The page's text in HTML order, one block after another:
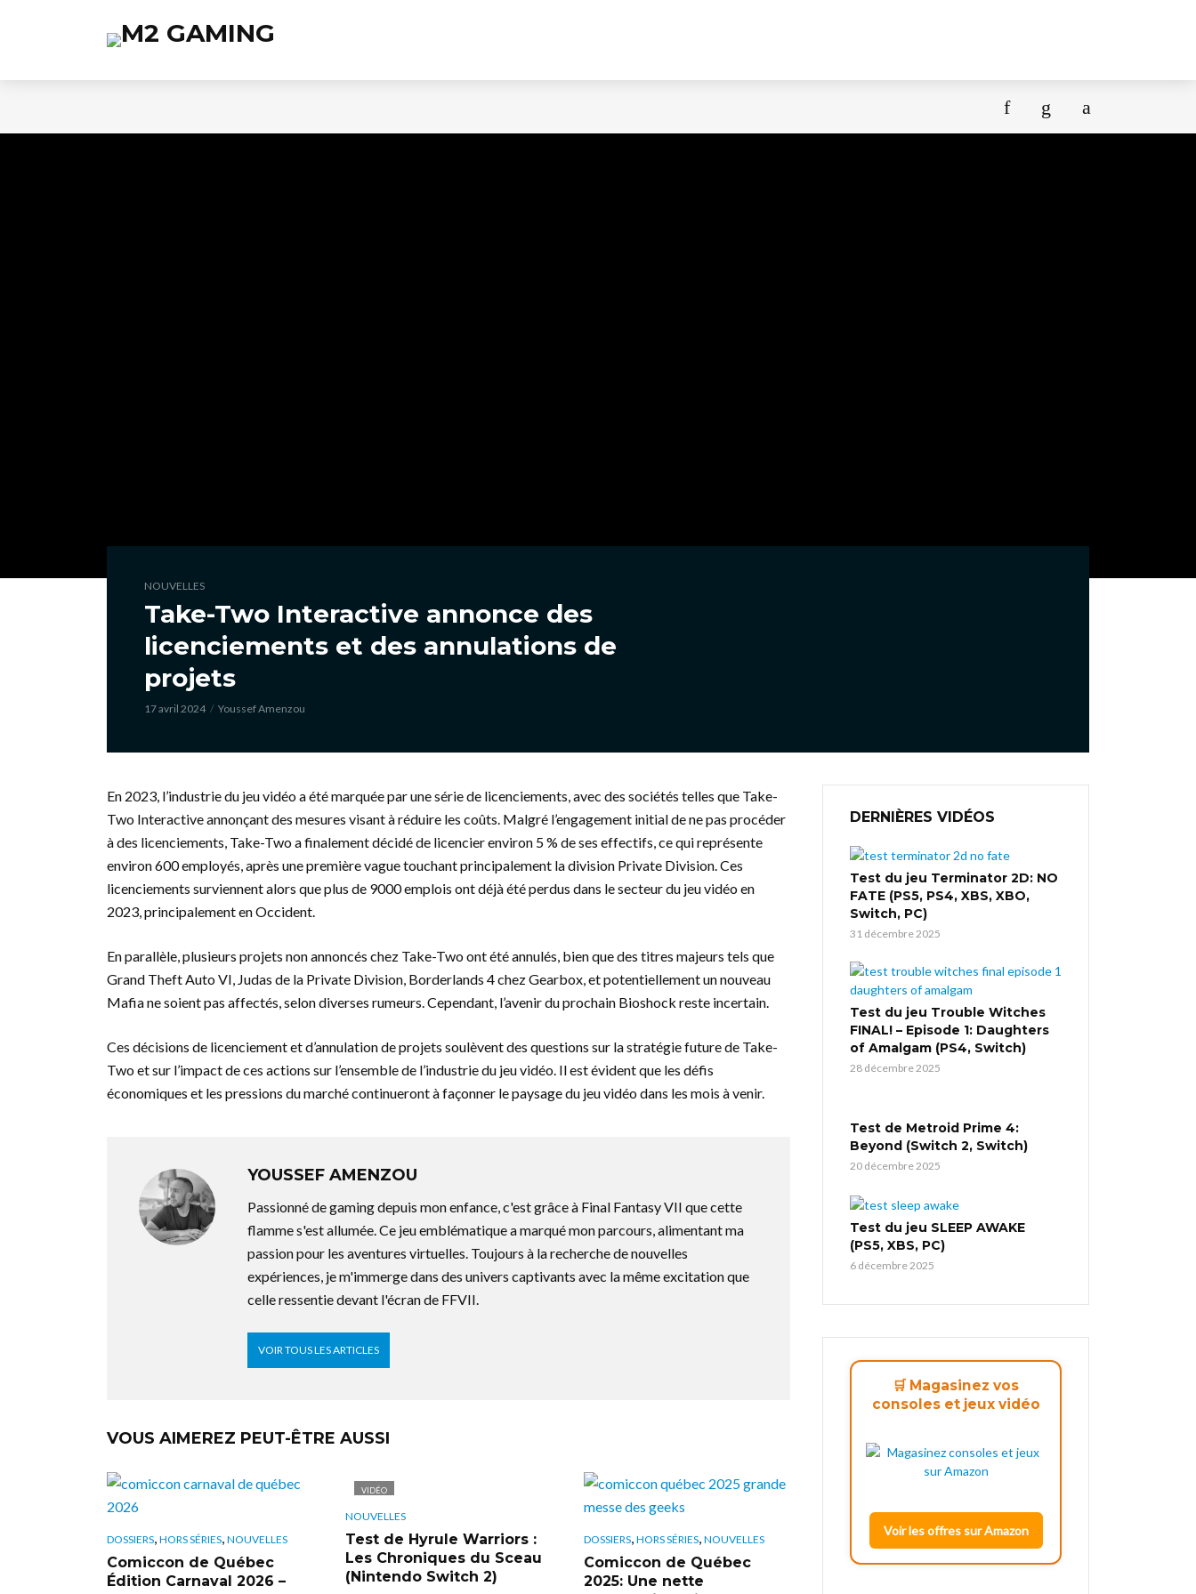
NOUVELLES
Take-Two Interactive annonce des
licenciements et des annulations de
projets
17 avril 2024 Youssef Amenzou
En 2023, l’industrie du jeu vidéo a été marquée par une série de licenciements, avec des sociétés telles que Take-
Two Interactive annonçant des mesures visant à réduire les coûts. Malgré l’engagement initial de ne pas procéder
à des licenciements, Take-Two a finalement décidé de licencier environ 5 % de ses effectifs, ce qui représente
environ 600 employés, après une première vague touchant principalement la division Private Division. Ces
licenciements surviennent alors que plus de 9000 emplois ont déjà été perdus dans le secteur du jeu vidéo en
2023, principalement en Occident.
En parallèle, plusieurs projets non annoncés chez Take-Two ont été annulés, bien que des titres majeurs tels que
Grand Theft Auto VI, Judas de la Private Division, Borderlands 4 chez Gearbox, et potentiellement un nouveau
Mafia ne soient pas affectés, selon diverses rumeurs. Cependant, l’avenir du prochain Bioshock reste incertain.
Ces décisions de licenciement et d’annulation de projets soulèvent des questions sur la stratégie future de Take-
Two et sur l’impact de ces actions sur l’ensemble de l’industrie du jeu vidéo. Il est évident que les défis
économiques et les pressions du marché continueront à façonner le paysage du jeu vidéo dans les mois à venir.
YOUSSEF AMENZOU
Passionné de gaming depuis mon enfance, c'est grâce à Final Fantasy VII que cette
flamme s'est allumée. Ce jeu emblématique a marqué mon parcours, alimentant ma
passion pour les aventures virtuelles. Toujours à la recherche de nouvelles
expériences, je m'immerge dans des univers captivants avec la même excitation que
celle ressentie devant l'écran de FFVII.
VOIR TOUS LES ARTICLES
VOUS AIMEREZ PEUT-ÊTRE AUSSI
DOSSIERS, HORS SÉRIES, NOUVELLES
Comiccon de Québec
Édition Carnaval 2026 –
VIDÉO
NOUVELLES
Test de Hyrule Warriors :
Les Chroniques du Sceau
(Nintendo Switch 2)
DOSSIERS, HORS SÉRIES, NOUVELLES
Comiccon de Québec
2025: Une nette
DERNIÈRES VIDÉOS
Test du jeu Terminator 2D: NO
FATE (PS5, PS4, XBS, XBO,
Switch, PC)
31 décembre 2025
Test du jeu Trouble Witches
FINAL! – Episode 1: Daughters
of Amalgam (PS4, Switch)
28 décembre 2025
Test de Metroid Prime 4:
Beyond (Switch 2, Switch)
20 décembre 2025
Test du jeu SLEEP AWAKE
(PS5, XBS, PC)
6 décembre 2025
🛒 Magasinez vos
consoles et jeux vidéo
Voir les offres sur Amazon